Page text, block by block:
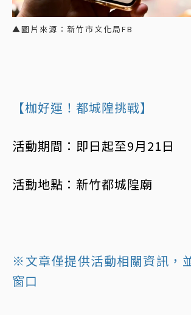
▲圖片來源：新竹市文化局FB
【枷好運！都城隍挑戰】
活動期間：即日起至9月21日
活動地點：新竹都城隍廟
※文章僅提供活動相關資訊，
窗口